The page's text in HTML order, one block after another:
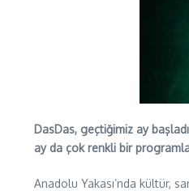
DasDas, geçtiğimiz ay
ay da çok renkli bir
Anadolu Yakası’nda kültür,